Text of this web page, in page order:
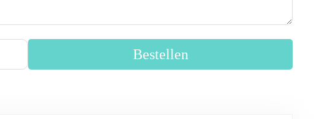
Bestellen